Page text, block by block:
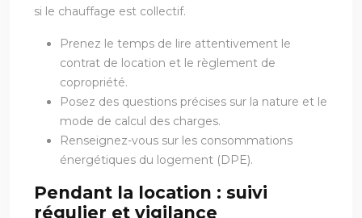
si le chauffage est collectif.
Prenez le temps de lire attentivement le
contrat de location et le règlement de
copropriété.
Posez des questions précises sur la nature et le
mode de calcul des charges.
Renseignez-vous sur les consommations
énergétiques du logement (DPE).
Pendant la location : suivi
régulier et vigilance